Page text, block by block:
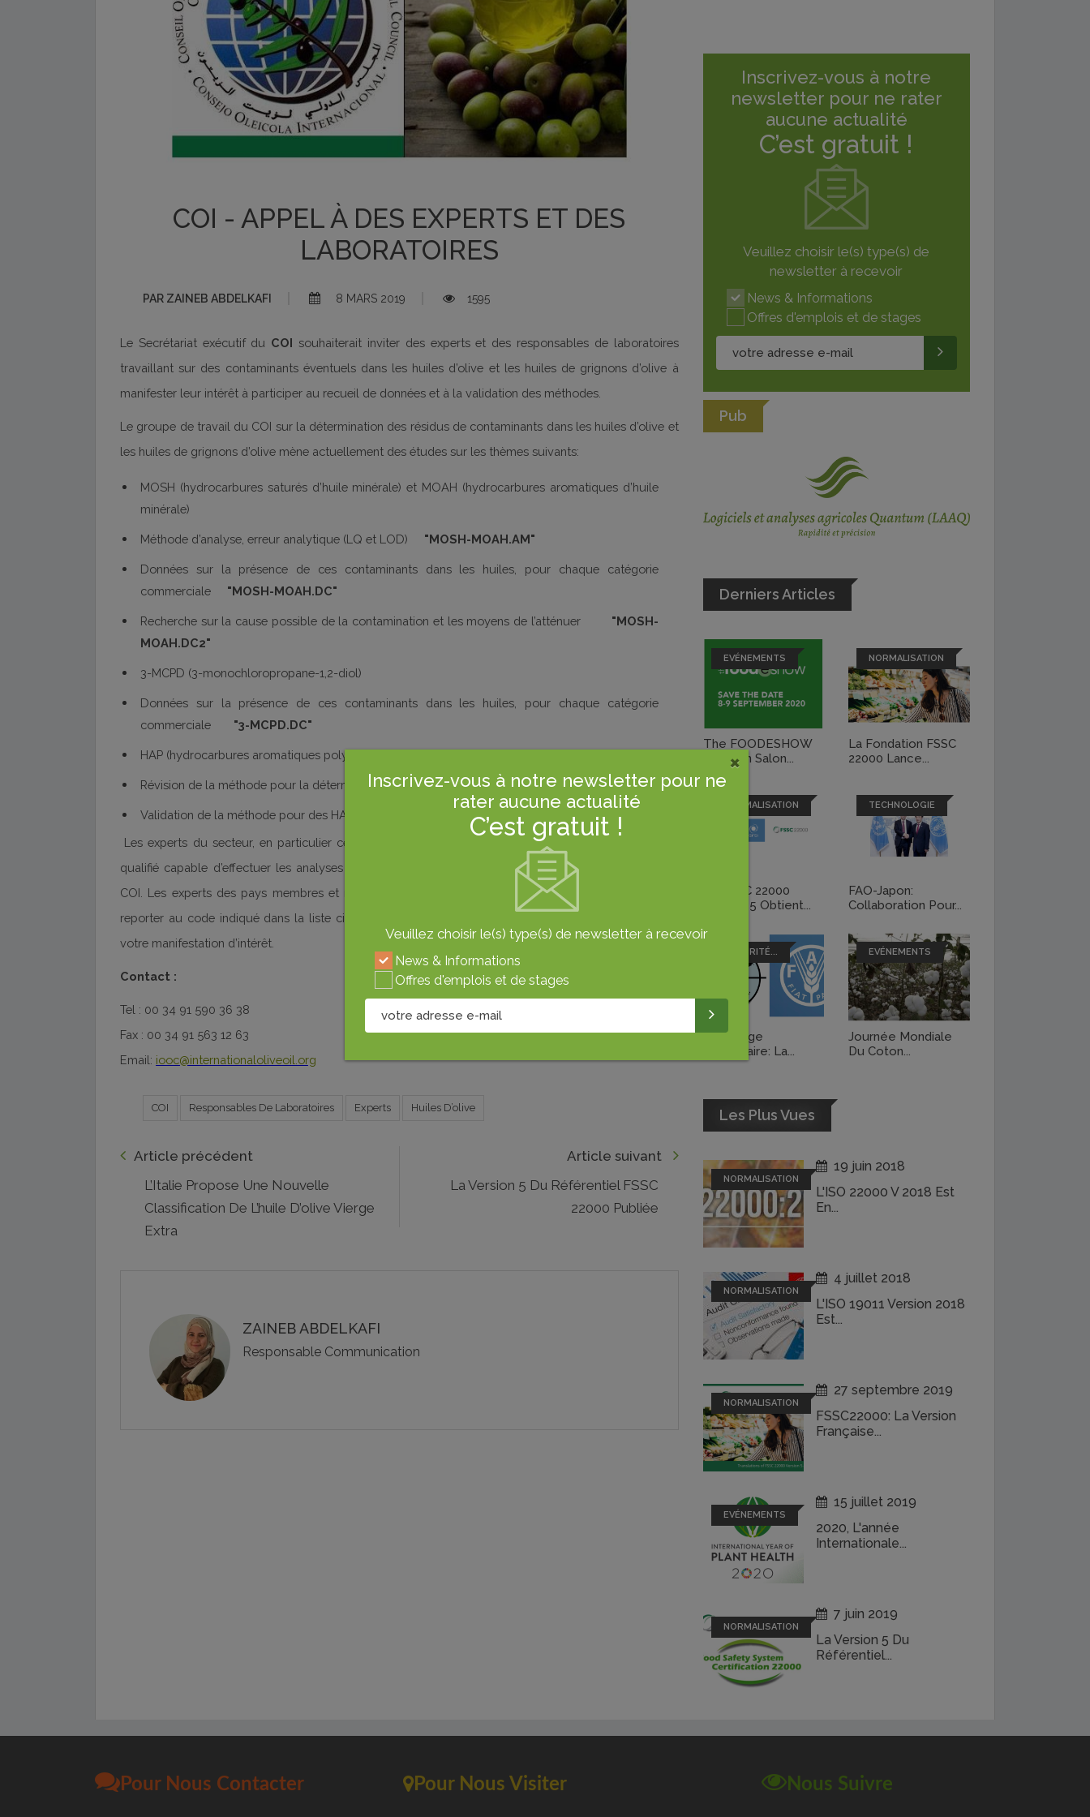
COI - APPEL À DES EXPERTS ET DES
LABORATOIRES
PARZAINEB ABDELKAFI 8 MARS 2019 1595
Le Secrétariat exécutif du COI souhaiterait inviter des experts et des responsables de laboratoires
travaillant sur des contaminants éventuels dans les huiles d’olive et les huiles de grignons d’olive à
manifester leur intérêt à participer au recueil de données et à la validation des méthodes.
Le groupe de travail du COI sur la détermination des résidus de contaminants dans les huiles d’olive et
les huiles de grignons d’olive mène actuellement des études sur les thèmes suivants:
MOSH (hydrocarbures saturés d’huile minérale) et MOAH (hydrocarbures aromatiques d’huile
minérale)
Méthode d’analyse, erreur analytique (LQ et LOD) "MOSH-MOAH.AM"
Données sur la présence de ces contaminants dans les huiles, pour chaque catégorie
commerciale "MOSH-MOAH.DC"
Recherche sur la cause possible de la contamination et les moyens de l’atténuer "MOSH-
MOAH.DC2"
3-MCPD (3-monochloropropane-1,2-diol)
Données sur la présence de ces contaminants dans les huiles, pour chaque catégorie
commerciale "3-MCPD.DC"
HAP (hydrocarbures aromatiques polycycliques)
Révision de la méthode pour la détermination des HAP"HAPs.ME"
Validation de la méthode pour des HAP spécifiques
HAPs.ME2"
Les experts du secteur, en particulier ceux qui disposent d’installations d’analyse et d’un personnel
qualifié capable d’effectuer les analyses requises, sont invités à contacter le Secrétariat exécutif du
COI. Les experts des pays membres et non membres du COI sont également invités. Veuillez vous
reporter au code indiqué dans la liste ci-dessus lorsque vous communiquez avec nous au sujet de
votre manifestation d’intérêt.
Contact :
Tel : 00 34 91 590 36 38
Fax : 00 34 91 563 12 63
Email: iooc@internationaloliveoil.org
COI Responsables De Laboratoires Experts Huiles D’olive
Article précédent
L’Italie Propose Une Nouvelle
Classification De L’huile D’olive Vierge
Extra
Article suivant
La Version 5 Du Référentiel FSSC
22000 Publiée
ZAINEB ABDELKAFI
Responsable Communication
Inscrivez-vous à notre
newsletter pour ne rater
aucune actualité
C’est gratuit !
Veuillez choisir le(s) type(s) de
newsletter à recevoir
News & Informations
Offres d'emplois et de stages
Pub
Derniers Articles
EVÉNEMENTS
The FOODESHOW
2020, Un Salon...
NORMALISATION
La Fondation FSSC
22000 Lance...
NORMALISATION
Le FSSC 22000
Version 5 Obtient...
TECHNOLOGIE
FAO-Japon:
Collaboration Pour...
SÉCURITÉ...
Gaspillage
Alimentaire: La...
EVÉNEMENTS
Journée Mondiale
Du Coton...
Les Plus Vues
NORMALISATION
19 juin 2018
L'ISO 22000 V 2018 Est
En...
NORMALISATION
4 juillet 2018
L'ISO 19011 Version 2018
Est...
NORMALISATION
27 septembre 2019
FSSC22000: La Version
Française...
EVÉNEMENTS
15 juillet 2019
2020, L'année
Internationale...
NORMALISATION
7 juin 2019
La Version 5 Du
Référentiel...
×
Inscrivez-vous à notre newsletter pour ne
rater aucune actualité
C’est gratuit !
Veuillez choisir le(s) type(s) de newsletter à recevoir
News & Informations
Offres d'emplois et de stages
Pour Nous Contacter Pour Nous Visiter Nous Suivre